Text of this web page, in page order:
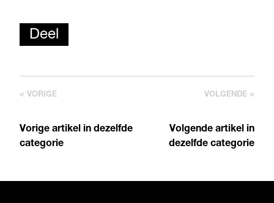
Deel
< VORIGE
Vorige artikel in dezelfde
categorie
VOLGENDE >
Volgende artikel in
dezelfde categorie